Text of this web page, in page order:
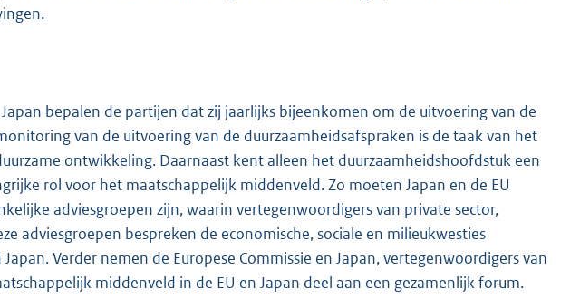
bepalen de partijen dat zij jaarlijks bijeenkomen om de uitvoering van de
van de uitvoering van de duurzaamheidsafspraken is de taak van het
ontwikkeling. Daarnaast kent alleen het duurzaamheidshoofdstuk een
rol voor het maatschappelijk middenveld. Zo moeten Japan en de EU
adviesgroepen zijn, waarin vertegenwoordigers van private sector,
adviesgroepen bespreken de economische, sociale en milieukwesties
Verder nemen de Europese Commissie en Japan, vertegenwoordigers van
middenveld in de EU en Japan deel aan een gezamenlijk forum.